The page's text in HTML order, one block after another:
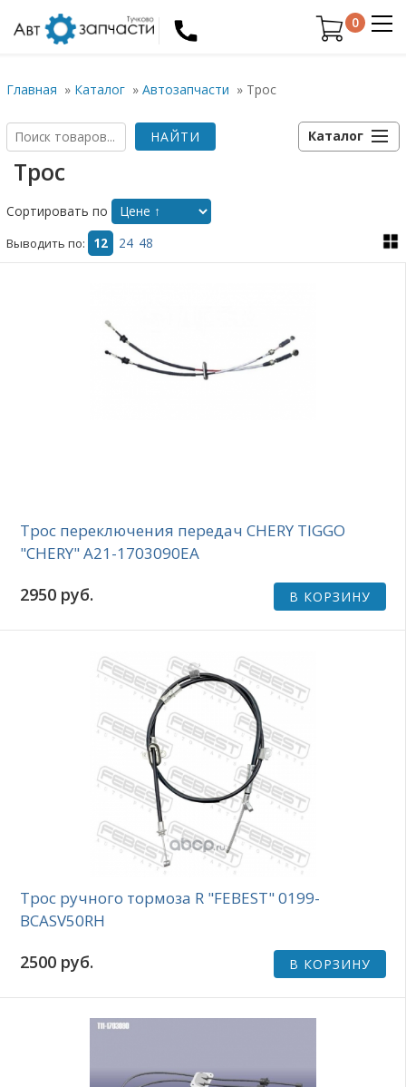
0
Главная » Каталог »Автозапчасти » Трос
Каталог
Трос
Сортировать по
Выводить по:
12 24 48
Трос переключения передач CHERY TIGGO
"CHERY" A21-1703090EA
2950 руб. В КОРЗИНУ
Трос ручного тормоза R "FEBEST" 0199-
BCASV50RH
2500 руб. В КОРЗИНУ